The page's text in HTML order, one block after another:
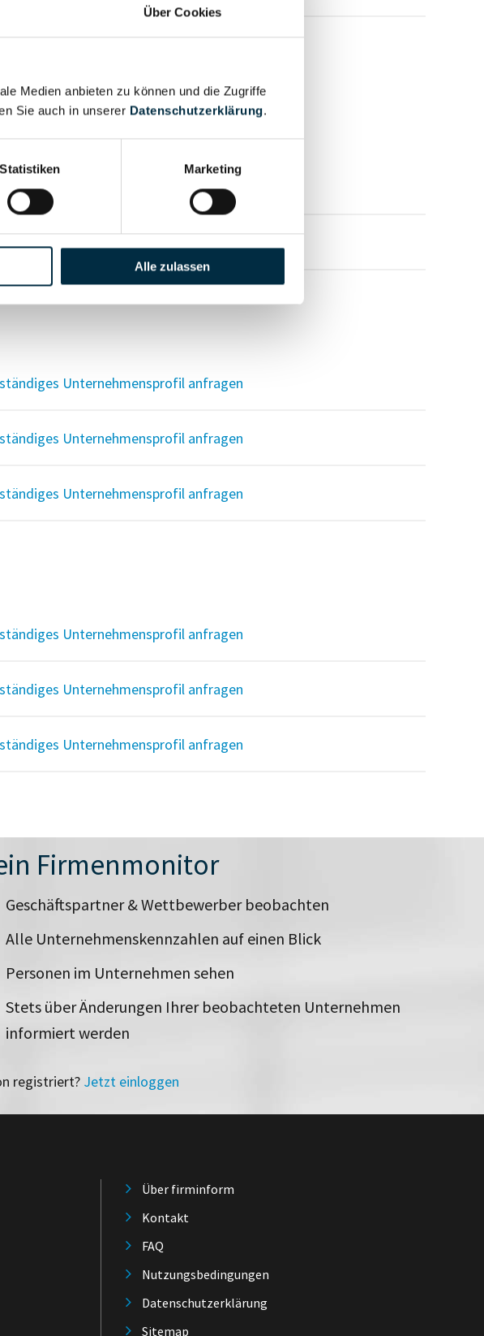
Über Cookies
Medien anbieten zu können und die Zugriffe
Sie auch in unserer Datenschutzerklärung.
Statistiken Marketing
Alle zulassen
registrierte Nutzer
Unternehmensprofil anfragen
Unternehmensprofil anfragen
Unternehmensprofil anfragen
Unternehmensprofil anfragen
Unternehmensprofil anfragen
Unternehmensprofil anfragen
Unternehmensprofil anfragen
Firmenmonitor
Geschäftspartner & Wettbewerber beobachten
Alle Unternehmenskennzahlen auf einen Blick
Personen im Unternehmen sehen
Stets über Änderungen Ihrer beobachteten Unternehmen
informiert werden
registriert? Jetzt einloggen
Über firminform
Kontakt
FAQ
Nutzungsbedingungen
Datenschutzerklärung
Sitemap